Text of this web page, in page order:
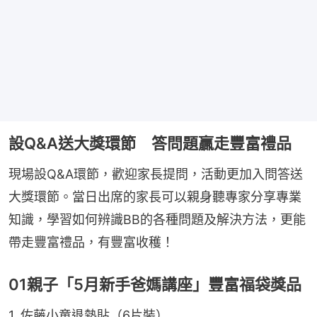
設Q&A送大獎環節 答問題贏走豐富禮品
現場設Q&A環節，歡迎家長提問，活動更加入問答送
大獎環節。當日出席的家長可以親身聽專家分享專業
知識，學習如何辨識BB的各種問題及解決方法，更能
帶走豐富禮品，有豐富收穫！
01親子「5月新手爸媽講座」豐富福袋獎品